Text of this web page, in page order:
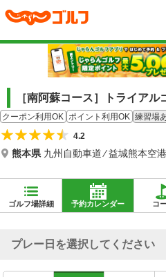
［南阿蘇コース］トライアル
クーポン利用OK ポイント利用OK 練習場
4.2
熊本県 九州自動車道 ⁄ 益城熊本空
ゴルフ場詳細 予約カレンダー コ
プレー日を選択してください